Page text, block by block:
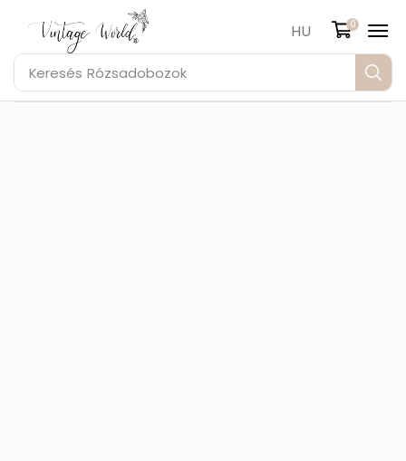
Keresés Rózsadobozok
HU 0